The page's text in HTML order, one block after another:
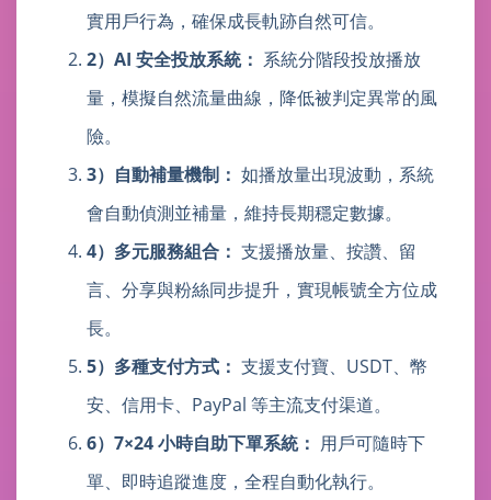
實用戶行為，確保成長軌跡自然可信。
2）AI 安全投放系統： 系統分階段投放播放
量，模擬自然流量曲線，降低被判定異常的風
險。
3）自動補量機制： 如播放量出現波動，系統
會自動偵測並補量，維持長期穩定數據。
4）多元服務組合： 支援播放量、按讚、留
言、分享與粉絲同步提升，實現帳號全方位成
長。
5）多種支付方式： 支援支付寶、USDT、幣
安、信用卡、PayPal 等主流支付渠道。
6）7×24 小時自助下單系統： 用戶可隨時下
單、即時追蹤進度，全程自動化執行。